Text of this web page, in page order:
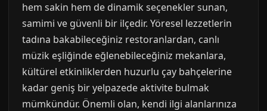
hem sakin hem de dinamik seçenekler sunan,
samimi ve güvenli bir ilçedir. Yöresel lezzetlerin
tadına bakabileceğiniz restoranlardan, canlı
müzik eşliğinde eğlenebileceğiniz mekanlara,
kültürel etkinliklerden huzurlu çay bahçelerine
kadar geniş bir yelpazede aktivite bulmak
mümkündür. Önemli olan, kendi ilgi alanlarınıza